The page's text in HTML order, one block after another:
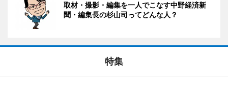
取材・撮影・編集を一人でこなす中野経済新
聞・編集長の杉山司ってどんな人？
特集